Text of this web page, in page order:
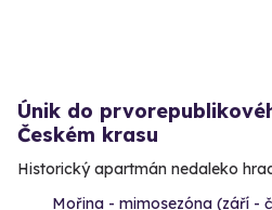
Únik do
Českém krasu
Historický apartmán nedaleko
Mořina - mimosezóna (září -